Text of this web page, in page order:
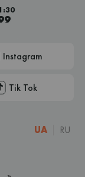
Instagram
Tik Tok
UA RU